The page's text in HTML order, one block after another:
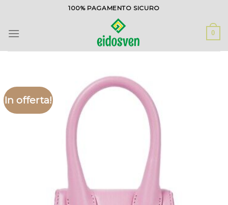
contenuti
100% PAGAMENTO SICURO
0
In offerta!